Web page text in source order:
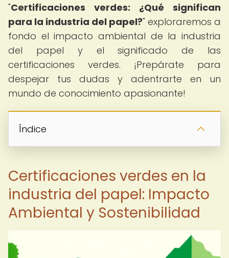
"Certificaciones verdes: ¿Qué significan
para la industria del papel?" exploraremos a
fondo el impacto ambiental de la industria
del papel y el significado de las
certificaciones verdes. ¡Prepárate para
despejar tus dudas y adentrarte en un
mundo de conocimiento apasionante!
Índice
Certificaciones verdes en la
industria del papel: Impacto
Ambiental y Sostenibilidad